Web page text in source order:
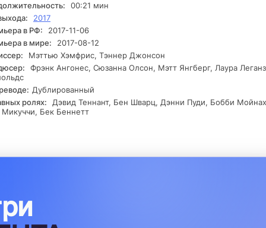
00:21 мин
2017
в РФ:
2017-11-06
в мире:
2017-08-12
Мэттью Хэмфрис, Тэннер Джонсон
Фрэнк Ангонес, Сюзанна Олсон, Мэтт Янгберг, Лаура
Дублированный
ролях:
Дэвид Теннант, Бен Шварц, Дэнни Пуди, Бобби
Микуччи, Бек Беннетт